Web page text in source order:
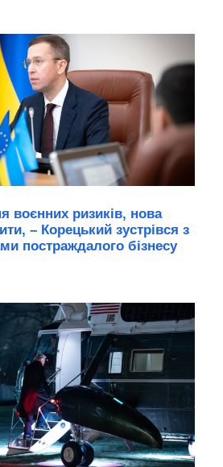
воєнних ризиків, нова
– Корецький зустрівся з
постраждалого бізнесу